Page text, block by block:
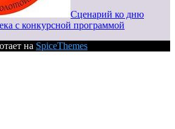
Сценарий ко дню
с конкурсной программой
на SpiceThemes